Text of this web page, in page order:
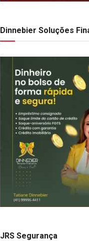
Dinnebier Soluções
JRS Segurança